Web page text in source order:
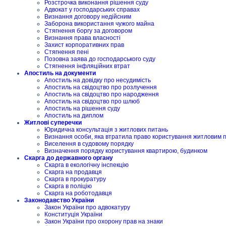
Розстрочка виконання рішення суду
Адвокат у господарських справах
Визнання договору недійсним
Заборона використання чужого майна
Стягнення боргу за договором
Визнання права власності
Захист корпоративних прав
Стягнення пені
Позовна заява до господарського суду
Стягнення інфляційних втрат
Апостиль на документи
Апостиль на довідку про несудимість
Апостиль на свідоцтво про розлучення
Апостиль на свідоцтво про народження
Апостиль на свідоцтво про шлюб
Апостиль на рішення суду
Апостиль на диплом
Житлові суперечки
Юридична консультація з житлових питань
Визнання особи, яка втратила право користування житловим
Виселення в судовому порядку
Визначення порядку користування квартирою, будинком
Скарга до державного органу
Скарга в екологічну інспекцію
Скарга на продавця
Скарга в прокуратуру
Скарга в поліцію
Скарга на роботодавця
Законодавство України
Закон України про адвокатуру
Конституція України
Закон України про охорону прав на знаки